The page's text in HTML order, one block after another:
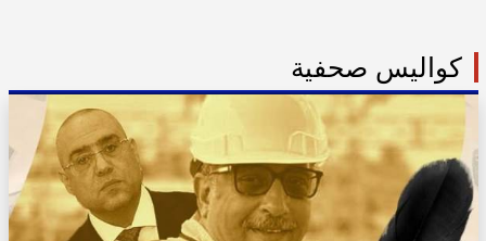
كواليس صحفية